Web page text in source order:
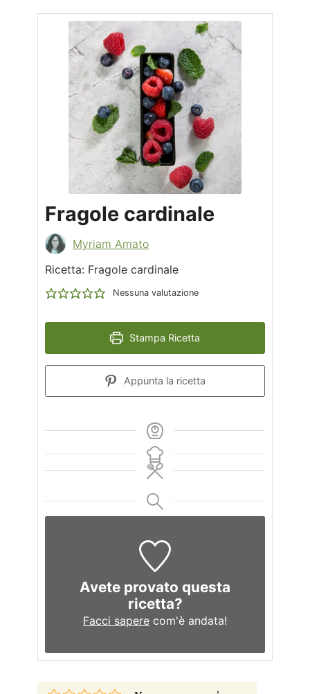
Fragole cardinale
Myriam Amato
Ricetta: Fragole cardinale
Nessuna valutazione
Stampa Ricetta
Appunta la ricetta
Avete provato questa
ricetta?
Facci sapere com'è andata!